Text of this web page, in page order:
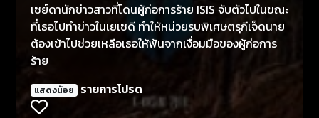
เซย์ดานักข่าวสาวที่โดนผู้ก่อการร้าย ISIS จับตัวไปในขณะ
ที่เธอไปทำข่าวในเยเซดี ทำให้หน่วยรบพิเศษตรุกีเจ็ดนาย
ต้องเข้าไปช่วยเหลือเธอให้พ้นจากเงื่อมมือของผู้ก่อการ
ร้าย
แสดงน้อย รายการโปรด